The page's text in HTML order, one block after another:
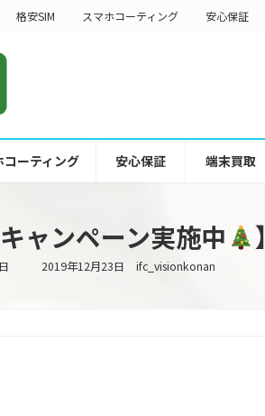
格安SIM スマホコーティング 安心保証
コーティング 安心保証 端末買取
ャンペーン実施中 】
最
2019年12月23日 ifc_visionkonan